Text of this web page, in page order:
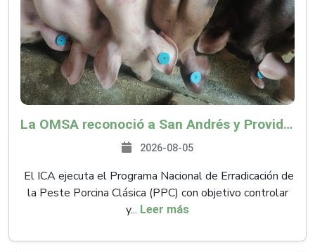
La OMSA reconoció a San Andrés y Providencia como zona libre de Peste Porcina Clásica (PPC)
2026-08-05
El ICA ejecuta el Programa Nacional de Erradicación de
la Peste Porcina Clásica (PPC) con objetivo controlar
y... Leer más